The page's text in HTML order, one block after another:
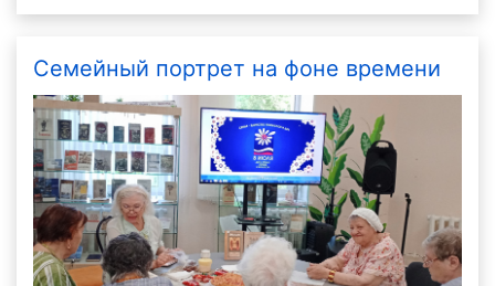
Семейный портрет на фоне времени